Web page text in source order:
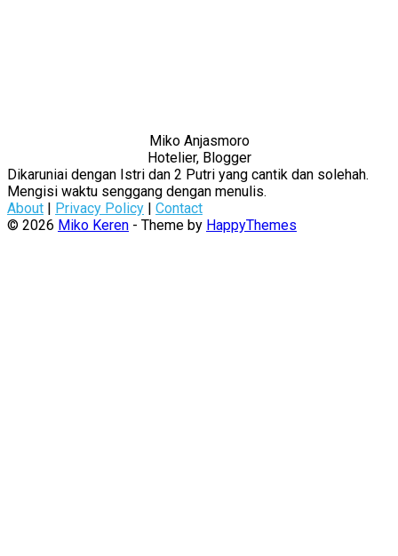
Miko Anjasmoro
Hotelier, Blogger
Dikaruniai dengan Istri dan 2 Putri yang cantik dan solehah.
Mengisi waktu senggang dengan menulis.
About
Privacy Policy
Contact
© 2026 Miko Keren - Theme by HappyThemes